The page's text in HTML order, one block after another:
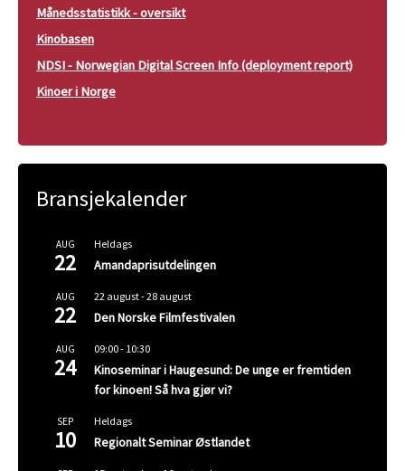
Månedsstatistikk - oversikt
Kinobasen
NDSI - Norwegian Digital Screen Info (deployment report)
Kinoer i Norge
Bransjekalender
AUG
22
Heldags
Amandaprisutdelingen
AUG
22
22 august-28 august
Den Norske Filmfestivalen
AUG
24
09:00- 10:30
Kinoseminar i Haugesund: De unge er fremtiden
for kinoen! Så hva gjør vi?
SEP
10
Heldags
Regionalt Seminar Østlandet